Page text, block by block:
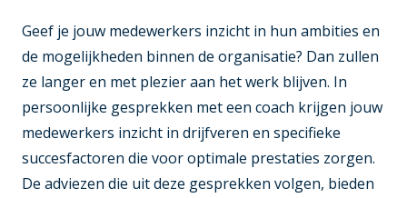
Geef je jouw medewerkers inzicht in hun ambities en
de mogelijkheden binnen de organisatie? Dan zullen
ze langer en met plezier aan het werk blijven. In
persoonlijke gesprekken met een coach krijgen jouw
medewerkers inzicht in drijfveren en specifieke
succesfactoren die voor optimale prestaties zorgen.
De adviezen die uit deze gesprekken volgen, bieden